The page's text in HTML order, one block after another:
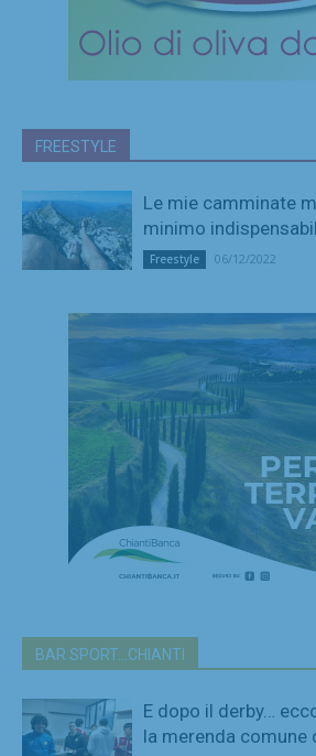
FREESTYLE
Le mie camminate
minimo
Freestyle 06/12/2022
BAR SPORT...CHIANTI
E dopo il derby…
la merenda comune